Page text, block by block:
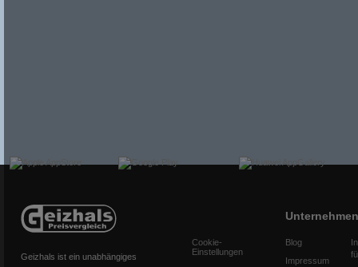
Geizhals ist ein unabhängiges
Cookie-
Einstellungen
Unternehmen
Blog
Impressum